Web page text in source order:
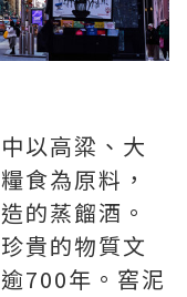
以高粱、大
食為原料，
的蒸餾酒。
貴的物質文
700年。窖泥